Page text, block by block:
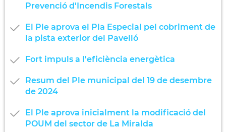
Prevenció d'Incendis Forestals
El Ple aprova el Pla Especial pel cobriment de
la pista exterior del Pavelló
Fort impuls a l'eficiència energètica
Resum del Ple municipal del 19 de desembre
de 2024
El Ple aprova inicialment la modificació del
POUM del sector de La Miralda